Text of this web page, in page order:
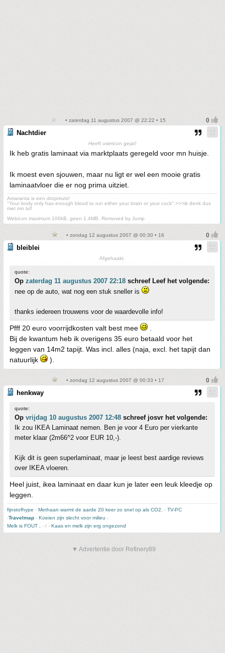
• zaterdag 11 augustus 2007 @ 22:22 • 15
Nachtdier
Heeft usericon gejat!
Ik heb gratis laminaat via marktplaats geregeld voor mn huisje.
Ik moest even sjouwen, maar nu ligt er wel een mooie gratis
laminaatvloer die er nog prima uitziet.
Amaranta is een dropmuts!
"Your body only has enough blood to run either your brain or your cock".>>>ik denk dus
met mn lul!
Webicon maximum 100kB, geen 1.4MB. Removed by Jump
• zondag 12 augustus 2007 @ 00:30 • 16
bleiblei
Afgehaakt.
quote:
Op zaterdag 11 augustus 2007 22:18 schreef Leef het volgende:
nee op de auto, wat nog een stuk sneller is
thanks iedereen trouwens voor de waardevolle info!
Pfff 20 euro voorrijdkosten valt best mee
Bij de kwantum heb ik overigens 35 euro betaald voor het
leggen van 14m2 tapijt. Was incl. alles (naja, excl. het tapijt dan
natuurlijk
).
• zondag 12 augustus 2007 @ 00:33 • 17
henkway
quote:
Op vrijdag 10 augustus 2007 12:48 schreef josvr het volgende:
Ik zou IKEA Laminaat nemen. Ben je voor 4 Euro per vierkante
meter klaar (2m66^2 voor EUR 10,-).
Kijk dit is geen superlaminaat, maar je leest best aardige reviews
over IKEA vloeren.
Heel juist, ikea laminaat en daar kun je later een leuk kleedje op
leggen.
fijnstofhype - Methaan warmt de aarde 20 keer zo snel op als CO2. - TV-PC
-Travelmap - Koeien zijn slecht voor milieu -
Melk is FOUT , - / - Kaas en melk zijn erg ongezond
▼ Advertentie door Refinery89